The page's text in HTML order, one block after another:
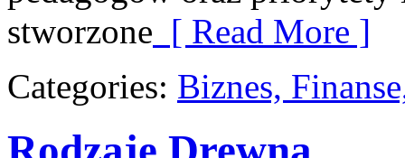
stworzone [ Read More ]
Categories: Biznes,